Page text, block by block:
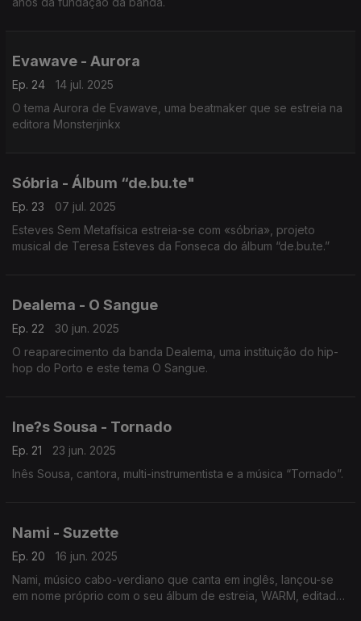
Evawave - Aurora
Ep. 24
14 jul. 2025
O tema Aurora de Evawave, uma beatmaker que se estreia na
editora Monsterjinkx
Sóbria - Álbum “de.bu.te"
Ep. 23
07 jul. 2025
Esteves Sem Metafísica estreia-se com «sóbria», projeto
musical de Teresa Esteves da Fonseca do álbum “de.bu.te.”
Dealema - O Sangue
Ep. 22
30 jun. 2025
O reaparecimento da banda Dealema, uma instituição do hip-
hop do Porto e este tema O Sangue.
Ine?s Sousa - Tornado
Ep. 21
23 jun. 2025
Inês Sousa, cantora, multi-instrumentista e a música “Tornado”.
Nami - Suzette
Ep. 20
16 jun. 2025
Nami, músico cabo-verdiano que canta em inglês, lançou-se
em nome próprio com o seu álbum de estreia, WARM, editado